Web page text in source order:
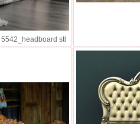
5542_headboard stl